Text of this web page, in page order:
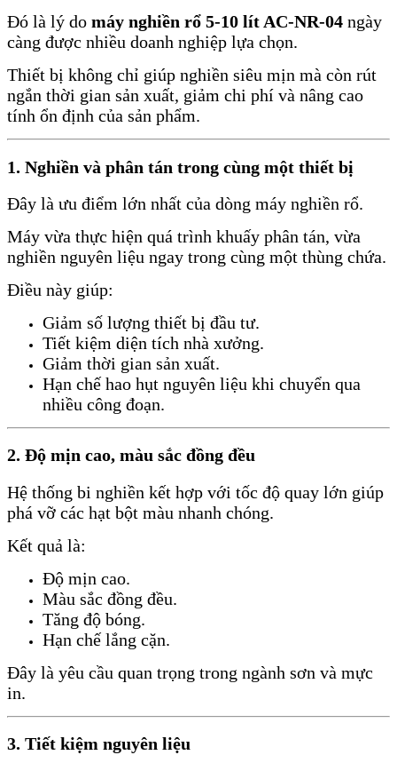
Đó là lý do máy nghiền rổ 5-10 lít AC-NR-04 ngày
càng được nhiều doanh nghiệp lựa chọn.
Thiết bị không chỉ giúp nghiền siêu mịn mà còn rút
ngắn thời gian sản xuất, giảm chi phí và nâng cao
tính ổn định của sản phẩm.
1. Nghiền và phân tán trong cùng một thiết bị
Đây là ưu điểm lớn nhất của dòng máy nghiền rổ.
Máy vừa thực hiện quá trình khuấy phân tán, vừa
nghiền nguyên liệu ngay trong cùng một thùng chứa.
Điều này giúp:
Giảm số lượng thiết bị đầu tư.
Tiết kiệm diện tích nhà xưởng.
Giảm thời gian sản xuất.
Hạn chế hao hụt nguyên liệu khi chuyển qua
nhiều công đoạn.
2. Độ mịn cao, màu sắc đồng đều
Hệ thống bi nghiền kết hợp với tốc độ quay lớn giúp
phá vỡ các hạt bột màu nhanh chóng.
Kết quả là:
Độ mịn cao.
Màu sắc đồng đều.
Tăng độ bóng.
Hạn chế lắng cặn.
Đây là yêu cầu quan trọng trong ngành sơn và mực
in.
3. Tiết kiệm nguyên liệu